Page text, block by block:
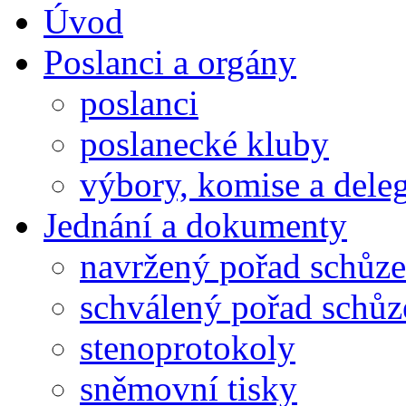
Úvod
Poslanci a orgány
poslanci
poslanecké kluby
výbory, komise a
Jednání a dokumenty
navržený pořad schůze
schválený pořad
stenoprotokoly
sněmovní tisky